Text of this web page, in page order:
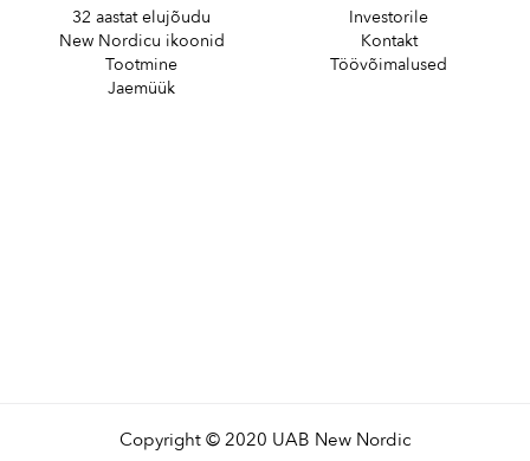
32 aastat elujõudu
New Nordicu ikoonid
Tootmine
Jaemüük
Investorile
Kontakt
Töövõimalused
Copyright © 2020 UAB New Nordic